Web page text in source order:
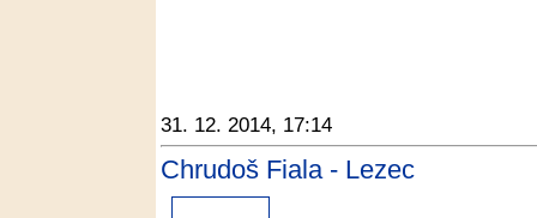
31. 12. 2014, 17:14
Chrudoš Fiala - Lezec